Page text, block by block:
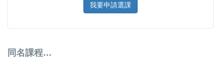
我要申請選課
同名課程…